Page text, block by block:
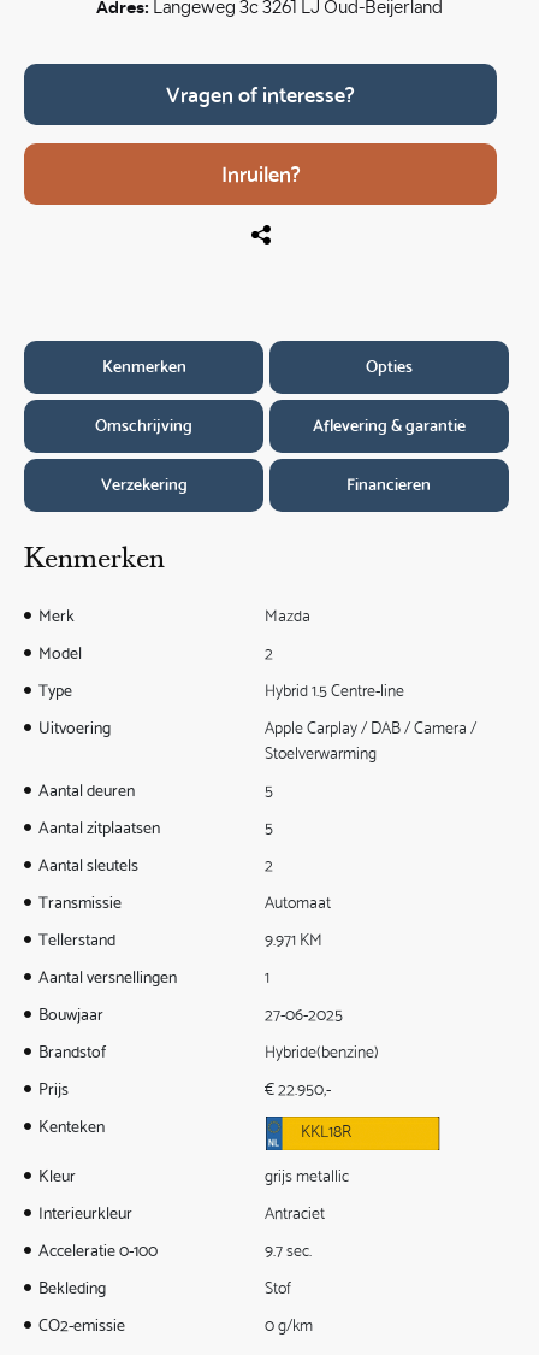
Adres: Langeweg 3c 3261 LJ Oud-Beijerland
Vragen of interesse?
Inruilen?
Kenmerken Opties
Omschrijving Aflevering & garantie
Verzekering Financieren
Kenmerken
Merk
Mazda
Model
2
Type
Hybrid 1.5 Centre-line
Uitvoering
Apple Carplay / DAB / Camera /
Stoelverwarming
Aantal deuren
5
Aantal zitplaatsen
5
Aantal sleutels
2
Transmissie
Automaat
Tellerstand
9.971 KM
Aantal versnellingen
1
Bouwjaar
27-06-2025
Brandstof
Hybride(benzine)
Prijs
€ 22.950,-
Kenteken
KKL18R
Kleur
grijs metallic
Interieurkleur
Antraciet
Acceleratie 0-100
9.7 sec.
Bekleding
Stof
CO2-emissie
0 g/km